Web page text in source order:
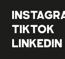
TIKTOK
LINKEDIN